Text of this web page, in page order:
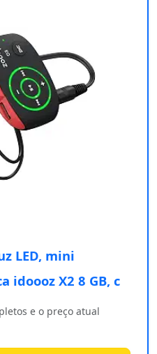
LED, mini
idoooz X2 8 GB, c
e o preço atual